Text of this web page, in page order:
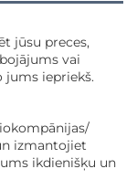
jūsu preces,
vai
jums iepriekš.
izmantojiet
ikdienišķu un